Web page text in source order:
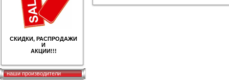
СКИДКИ, РАСПРОДАЖИ
И
АКЦИИ!!!
наши производители